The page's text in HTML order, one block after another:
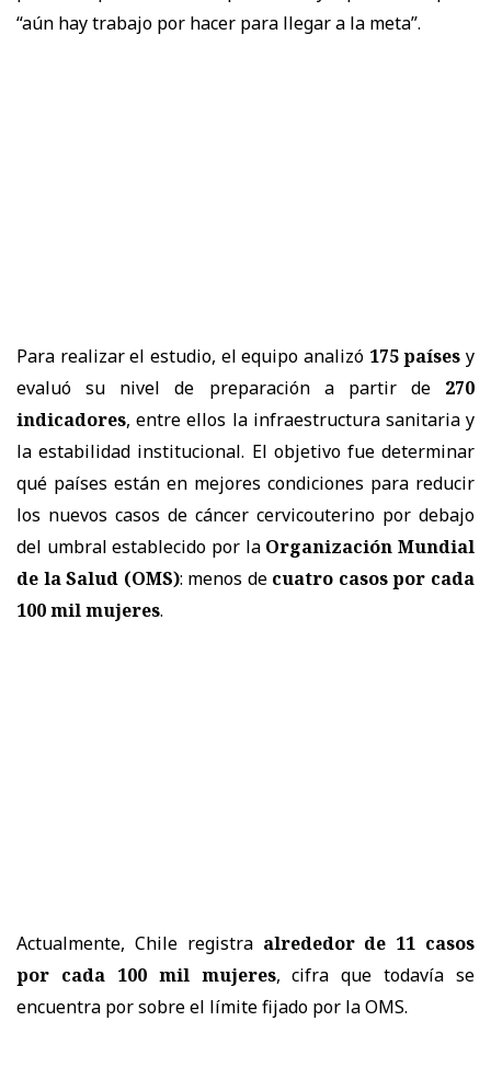
“aún hay trabajo por hacer para llegar a la meta”.
Para realizar el estudio, el equipo analizó 175 países y
evaluó su nivel de preparación a partir de 270
indicadores, entre ellos la infraestructura sanitaria y
la estabilidad institucional. El objetivo fue determinar
qué países están en mejores condiciones para reducir
los nuevos casos de cáncer cervicouterino por debajo
del umbral establecido por la Organización Mundial
de la Salud (OMS): menos de cuatro casos por cada
100 mil mujeres.
Actualmente, Chile registra alrededor de 11 casos
por cada 100 mil mujeres, cifra que todavía se
encuentra por sobre el límite fijado por la OMS.